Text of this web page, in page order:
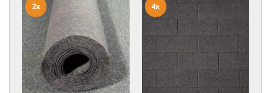
2x 4x